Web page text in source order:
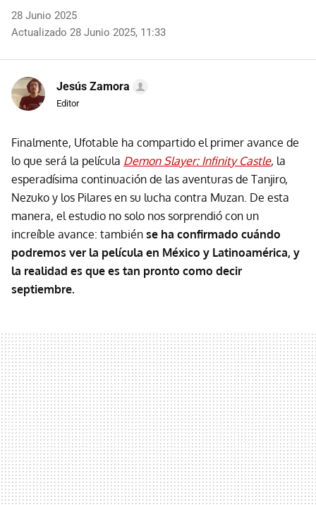
28 Junio 2025
Actualizado 28 Junio 2025, 11:33
Jesús Zamora
Editor
Finalmente, Ufotable ha compartido el primer avance de
lo que será la película Demon Slayer: Infinity Castle, la
esperadísima continuación de las aventuras de Tanjiro,
Nezuko y los Pilares en su lucha contra Muzan. De esta
manera, el estudio no solo nos sorprendió con un
increíble avance: también se ha confirmado cuándo
podremos ver la película en México y Latinoamérica, y
la realidad es que es tan pronto como decir
septiembre.